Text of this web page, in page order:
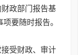
政部门报告基
要随时报告。
受财政、审计